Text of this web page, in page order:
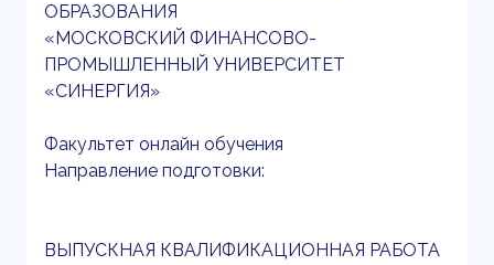
ОБРАЗОВАНИЯ
«МОСКОВСКИЙ ФИНАНСОВО-
ПРОМЫШЛЕННЫЙ УНИВЕРСИТЕТ
«СИНЕРГИЯ»
Факультет онлайн обучения
Направление подготовки:
ВЫПУСКНАЯ КВАЛИФИКАЦИОННАЯ РАБОТА